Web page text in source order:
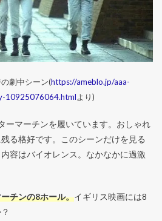
劇中シーン(https://ameblo.jp/aaa-
10925076064.htmlより)
ーマーチンを履いています。おしゃれ
る格好です。このシーンだけを見る
容はバイオレンス。なかなかに過激
チンの8ホール。イギリス映画には8